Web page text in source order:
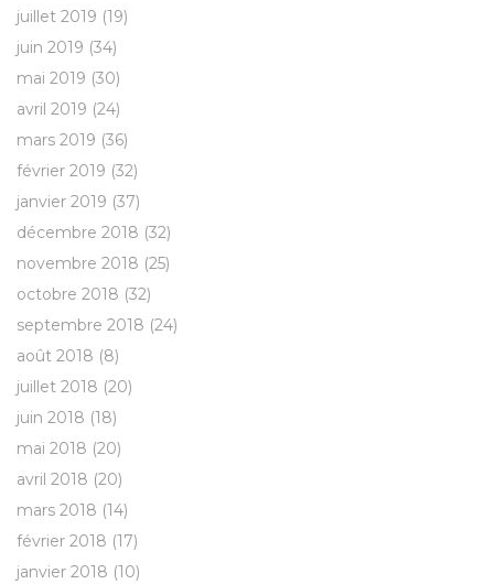
juillet 2019 (19)
juin 2019 (34)
mai 2019 (30)
avril 2019 (24)
mars 2019 (36)
février 2019 (32)
janvier 2019 (37)
décembre 2018 (32)
novembre 2018 (25)
octobre 2018 (32)
septembre 2018 (24)
août 2018 (8)
juillet 2018 (20)
juin 2018 (18)
mai 2018 (20)
avril 2018 (20)
mars 2018 (14)
février 2018 (17)
janvier 2018 (10)